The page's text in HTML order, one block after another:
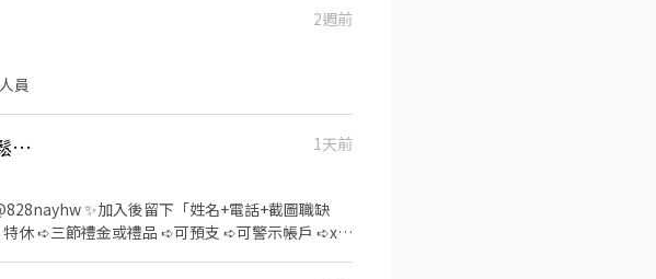
2週前
員
👍 〖N牌服飾理貨〗💰時薪200 👕熱烈招募中✨月排休👚輕鬆好上手【Z】
1天前
✨加入後留下「姓名+電話+截圖職缺